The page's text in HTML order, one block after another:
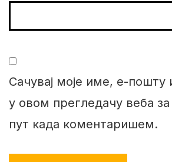
Сачувај моје име, е-пошту
у овом прегледачу веба
пут када коментаришем.